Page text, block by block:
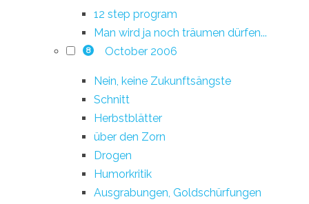
12 step program
Man wird ja noch träumen dürfen...
8 October 2006
Nein, keine Zukunftsängste
Schnitt
Herbstblätter
über den Zorn
Drogen
Humorkritik
Ausgrabungen, Goldschürfungen